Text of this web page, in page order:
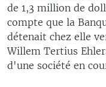
de 1,3 million de
compte que la
détenait chez elle
Willem Tertius
d'une société en